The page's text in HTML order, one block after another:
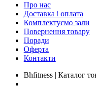
Про нас
Доставка і оплата
Комплектуємо зали
Повернення товару
Поради
Оферта
Контакти
Bhfitness | Каталог